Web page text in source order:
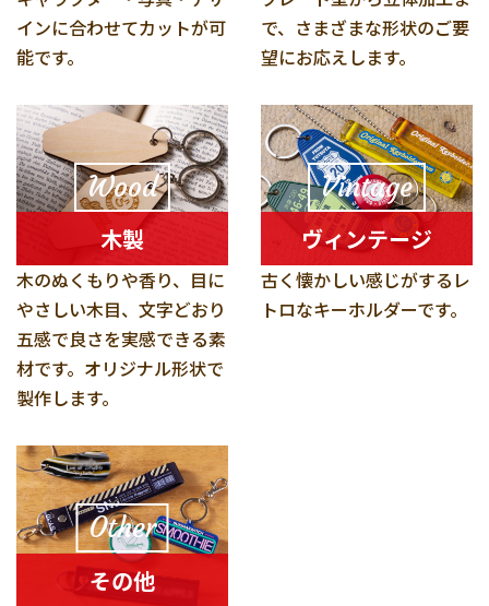
インに合わせてカットが可
能です。
で、さまざまな形状のご要
望にお応えします。
Wood
木製
木のぬくもりや香り、目に
やさしい木目、文字どおり
五感で良さを実感できる素
材です。オリジナル形状で
製作します。
Vintage
ヴィンテージ
古く懐かしい感じがするレ
トロなキーホルダーです。
Other
その他